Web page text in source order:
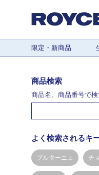
限定・新商品
商品検索
商品名、商品番号で
よく検索されるキ
ブルターニュ チ